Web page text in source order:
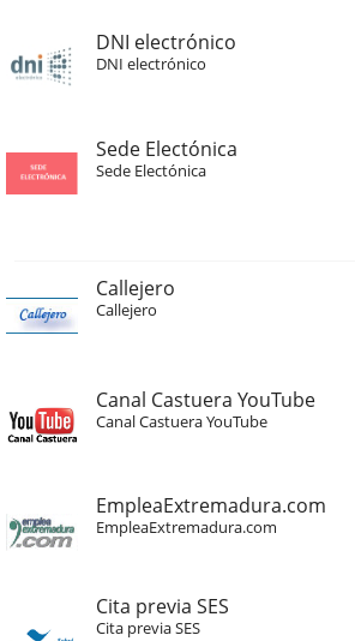
DNI electrónico
DNI electrónico
Sede Electónica
Sede Electónica
Callejero
Callejero
Canal Castuera YouTube
Canal Castuera YouTube
EmpleaExtremadura.com
EmpleaExtremadura.com
Cita previa SES
Cita previa SES